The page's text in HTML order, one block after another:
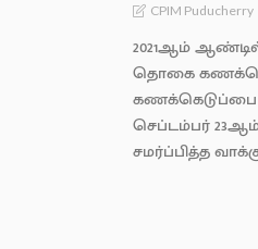
CPIM Puducherry
2021ஆம்
தொகை
கணக்கெடுப்பை
செப்டம்பர்
சமர்ப்பித்த